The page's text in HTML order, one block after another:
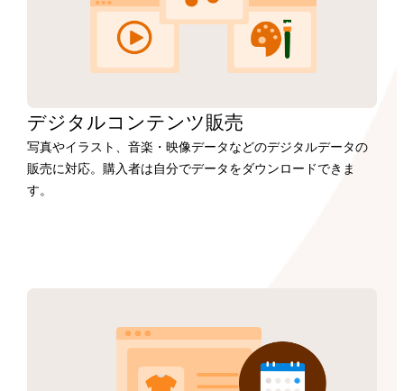
デジタルコンテンツ販売
写真やイラスト、音楽・映像データなどのデジタルデータの
販売に対応。購入者は自分でデータをダウンロードできま
す。